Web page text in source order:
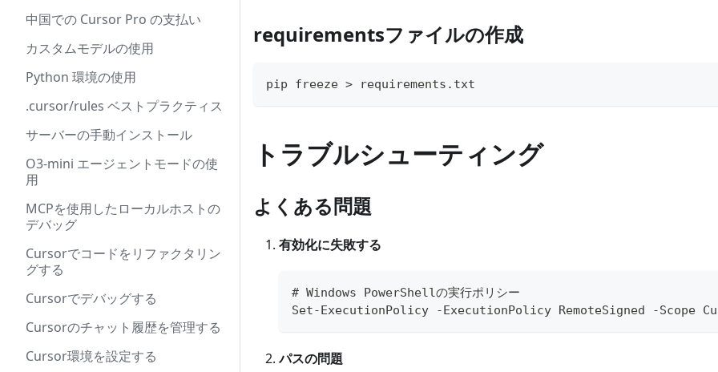
中国での Cursor Pro の支払い
カスタムモデルの使用
Python 環境の使用
.cursor/rules ベストプラクティス
サーバーの手動インストール
O3-mini エージェントモードの使
用
MCPを使用したローカルホストの
デバッグ
Cursorでコードをリファクタリン
グする
Cursorでデバッグする
Cursorのチャット履歴を管理する
Cursor環境を設定する
requirementsファイルの作成
pip freeze > requirements.txt
トラブルシューティング
よくある問題
有効化に失敗する
# Windows PowerShellの実行ポリシー
Set-ExecutionPolicy -ExecutionPolicy RemoteSigned -Scope
パスの問題